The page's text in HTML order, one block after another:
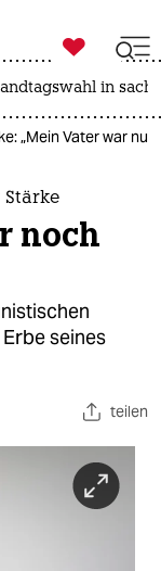

taz zahl ich
in
„Mein Vater war nur
noch
seines
teilen